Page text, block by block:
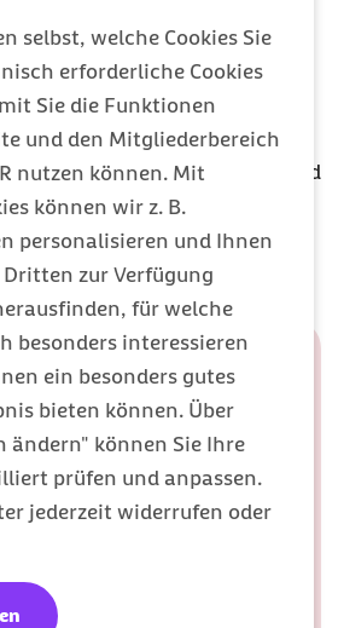
selbst, welche Cookies Sie
erforderliche Cookies
Sie die Funktionen
und den Mitgliederbereich
nutzen können. Mit
können wir z. B.
personalisieren und Ihnen
zur Verfügung
für welche
besonders interessieren
ein besonders gutes
bieten können. Über
ändern" können Sie Ihre
prüfen und anpassen.
jederzeit widerrufen oder
direkt in Ihrer persönlichen
Sie kann auch Ihren
die Akte direkt einstellen. Mit
im Blick, wissen
über Ihre Therapie Bescheid und
achten.